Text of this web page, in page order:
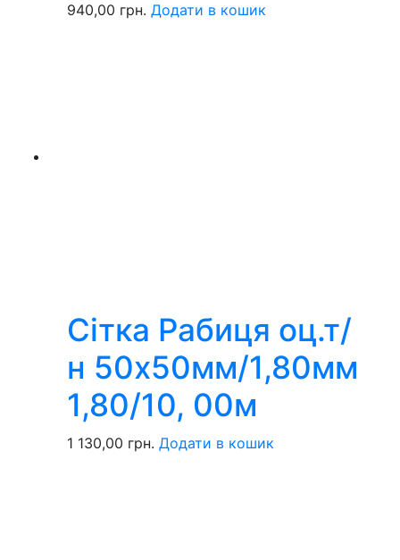
940,00 грн. Додати в кошик
Сітка Рабиця оц.т/
н 50х50мм/1,80мм
1,80/10, 00м
1 130,00 грн. Додати в кошик